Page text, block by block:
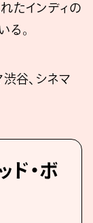
たインディの
る。
谷、シネマ
ド・ボ